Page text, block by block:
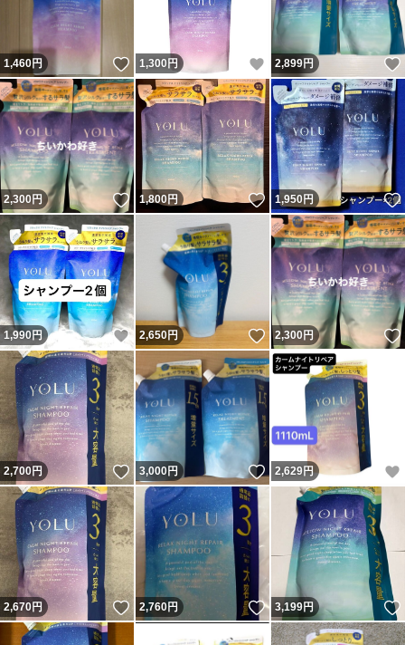
#YOLUトリートメント
#メロウナイト
#メロウ #ナイト #ナイトリペア
#YOLUリラックス
#カームナイトリペア
#YOLU数量限定品
#YOLU数量限定
#YOLU限定品
#YOLU限定
1,460円 いいね！
1,300 円 いいね！
2,899円
2,300円 いいね！
1,800円 いいね！
1,950円
1,990円 いいね！
2,650円 いいね！
2,300円
2,700円 いいね！
3,000円 いいね！
2,629円
2,670円 いいね！
2,760円 いいね！
3,199円